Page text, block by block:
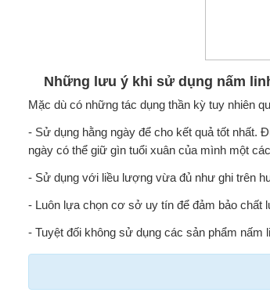
Những lưu ý khi sử dụng nấm
Mặc dù có những tác dụng thần kỳ tuy nhiên
- Sử dụng hằng ngày để cho kết quả tốt nhất.
ngày có thể giữ gìn tuổi xuân của mình một
- Sử dụng với liều lượng vừa đủ như ghi trên
- Luôn lựa chọn cơ sở uy tín để đảm bảo
- Tuyệt đối không sử dụng các sản phẩm